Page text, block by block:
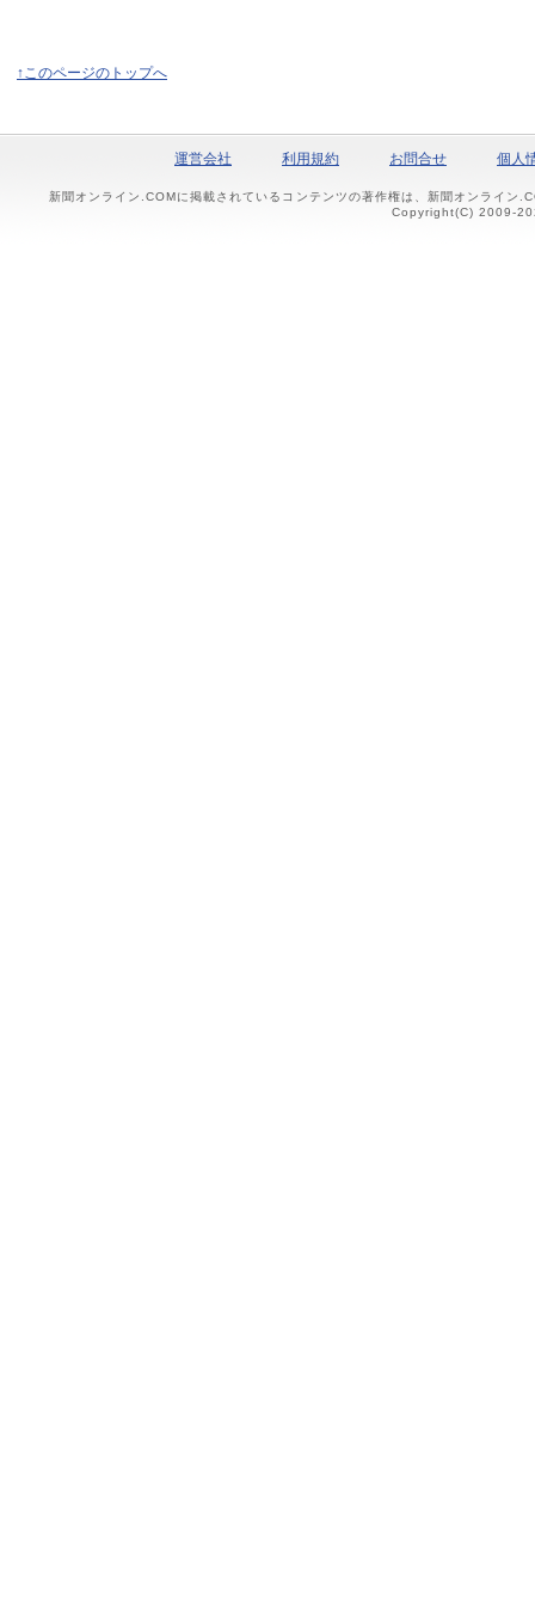
↑このページのトップへ
運営会社 利用規約 お問合せ 個人
新聞オンライン.COMに掲載されているコンテンツの著作権は、新聞オンライン
Copyright(C) 2009-